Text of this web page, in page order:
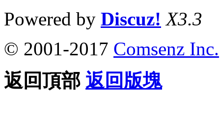
Powered by Discuz! X3.3
© 2001-2017 Comsenz Inc.
返回頂部 返回版塊